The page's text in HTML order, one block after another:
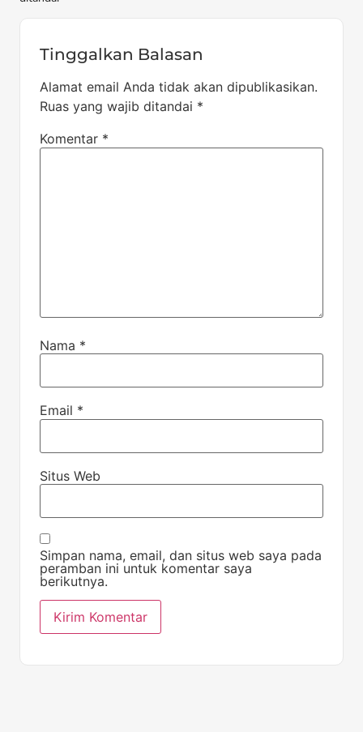
Tinggalkan Balasan
Alamat email Anda tidak akan dipublikasikan.
Ruas yang wajib ditandai *
Komentar *
Nama *
Email *
Situs Web
Simpan nama, email, dan situs web saya pada
peramban ini untuk komentar saya
berikutnya.